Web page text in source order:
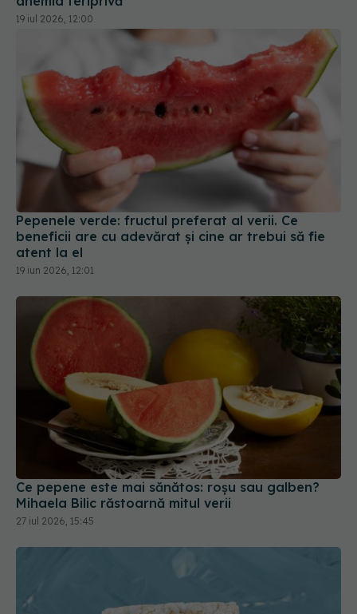
Pepenele verde: fructul preferat al verii. Ce
beneficii are cu adevărat și cine ar trebui să fie
atent la el
19 iun 2026, 12:01
Ce pepene este mai sănătos: roșu sau galben?
Mihaela Bilic răstoarnă mitul verii
27 iul 2026, 15:45